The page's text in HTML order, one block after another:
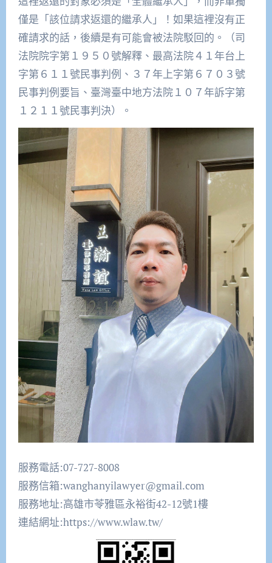
僅是「該位請求返還的繼承人」！如果這裡沒有正
確請求的話，後續是有可能會被法院駁回的。（司
法院院字第１９５０號解釋、最高法院４１年台上
字第６１１號民事判例、３７年上字第６７０３號
民事判例要旨、臺灣臺中地方法院１０７年訴字第
１２１１號民事判決）。
服務電話:07-727-8008
服務信箱:wanghanyilawyer@gmail.com
服務地址:高雄市苓雅區永裕街42-12號1樓
連結網址:https://www.wlaw.tw/